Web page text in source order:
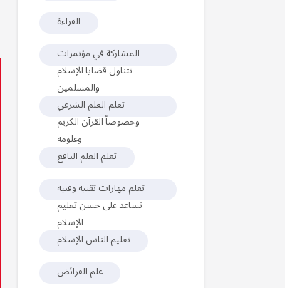
القراءة
المشاركة في مؤتمرات
تتناول قضايا الإسلام
والمسلمين
تعلم العلم الشرعي
وخصوصاً القرآن الكريم
وعلومه
تعلم العلم النافع
تعلم مهارات تقنية وفنية
تساعد على حسن تعليم
الإسلام
تعليم الناس الإسلام
علم الفرائض